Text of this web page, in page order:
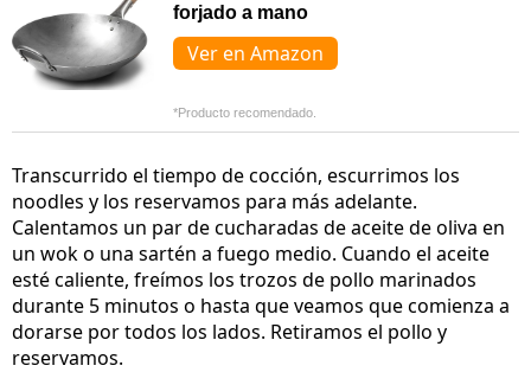
forjado a mano
Ver en Amazon
*Producto recomendado.
Transcurrido el tiempo de cocción, escurrimos los
noodles y los reservamos para más adelante.
Calentamos un par de cucharadas de aceite de oliva en
un wok o una sartén a fuego medio. Cuando el aceite
esté caliente, freímos los trozos de pollo marinados
durante 5 minutos o hasta que veamos que comienza a
dorarse por todos los lados. Retiramos el pollo y
reservamos.